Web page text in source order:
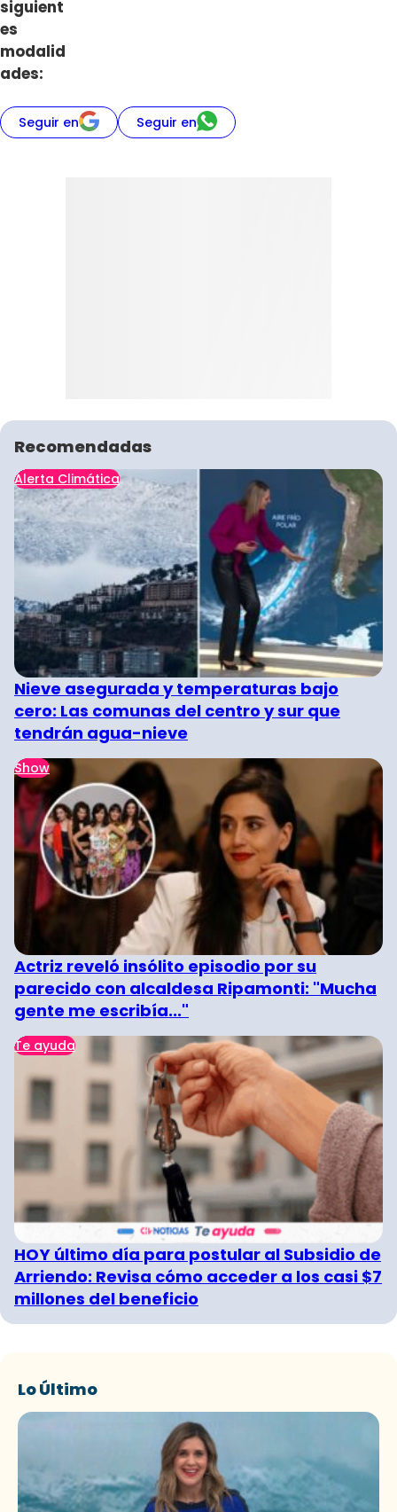
siguient
es
modalid
ades:
Seguir en Seguir en
Recomendadas
Alerta Climática
Nieve asegurada y temperaturas bajo
cero: Las comunas del centro y sur que
tendrán agua-nieve
Show
Actriz reveló insólito episodio por su
parecido con alcaldesa Ripamonti: "Mucha
gente me escribía..."
Te ayuda
HOY último día para postular al Subsidio de
Arriendo: Revisa cómo acceder a los casi $7
millones del beneficio
Lo Último